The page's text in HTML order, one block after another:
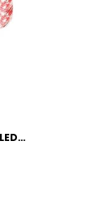
2 Stück LED Lichterkette, 50LED 5M / 17Ft USB lichterkette außen/innen Wasserdichte für Schlafzimmer, Hof, Hochzeit, Weihnachten, DIY etc (rot)